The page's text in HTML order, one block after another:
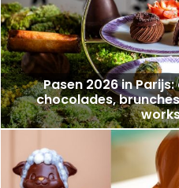
Pasen 2026 in
chocolades,